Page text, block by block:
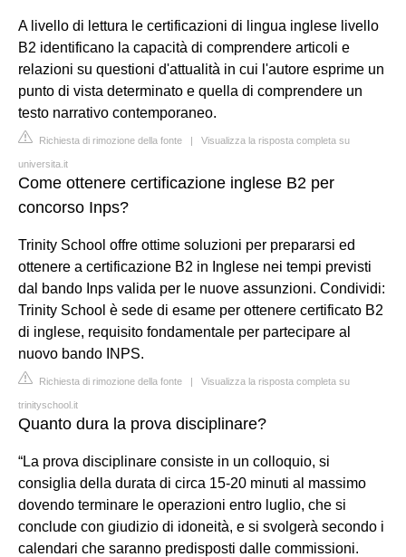
A livello di lettura le certificazioni di lingua inglese livello
B2 identificano la capacità di comprendere articoli e
relazioni su questioni d'attualità in cui l'autore esprime un
punto di vista determinato e quella di comprendere un
testo narrativo contemporaneo.
Richiesta di rimozione della fonte | Visualizza la risposta completa su
universita.it
Come ottenere certificazione inglese B2 per
concorso Inps?
Trinity School offre ottime soluzioni per prepararsi ed
ottenere a certificazione B2 in Inglese nei tempi previsti
dal bando Inps valida per le nuove assunzioni. Condividi:
Trinity School è sede di esame per ottenere certificato B2
di inglese, requisito fondamentale per partecipare al
nuovo bando INPS.
Richiesta di rimozione della fonte | Visualizza la risposta completa su
trinityschool.it
Quanto dura la prova disciplinare?
“La prova disciplinare consiste in un colloquio, si
consiglia della durata di circa 15-20 minuti al massimo
dovendo terminare le operazioni entro luglio, che si
conclude con giudizio di idoneità, e si svolgerà secondo i
calendari che saranno predisposti dalle commissioni.